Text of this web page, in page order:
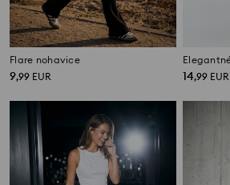
Flare nohavice
9,99 EUR 14,99 EUR